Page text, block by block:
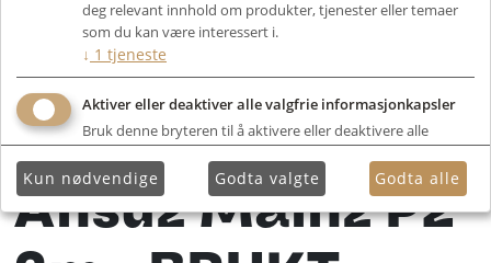
Ansuz Mainz P2
deg relevant innhold om produkter, tjenester eller temaer
som du kan være interessert i.
↓ 1 tjeneste
Aktiver eller deaktiver alle valgfrie informasjonkapsler
Bruk denne bryteren til å aktivere eller deaktivere alle
Kun nødvendige Godta valgte Godta alle